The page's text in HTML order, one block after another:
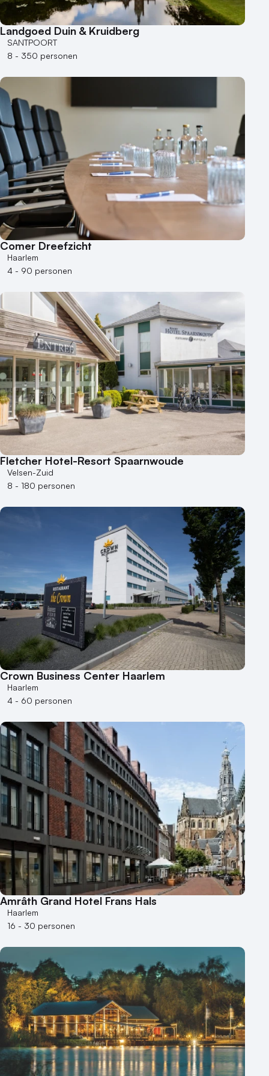
Varende locatie
Landgoed Duin & Kruidberg
SANTPOORT
8 - 350 personen
Comer Dreefzicht
Haarlem
4 - 90 personen
Fletcher Hotel-Resort Spaarnwoude
Velsen-Zuid
8 - 180 personen
Crown Business Center Haarlem
Haarlem
4 - 60 personen
Amrâth Grand Hotel Frans Hals
Haarlem
16 - 30 personen